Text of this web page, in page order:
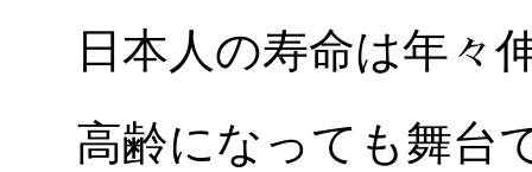
日本人の寿命は年々
高齢になっても舞台